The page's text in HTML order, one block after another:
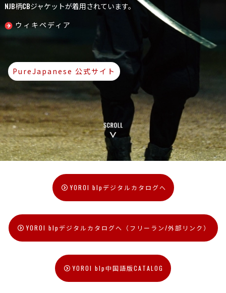
NJB柄CBジャケットが着用されています。
ウィキペディア
PureJapanese 公式サイト
YOROI blpデジタルカタログへ
YOROI blpデジタルカタログへ（フリーラン/外部リンク）
YOROI blp中国語版CATALOG